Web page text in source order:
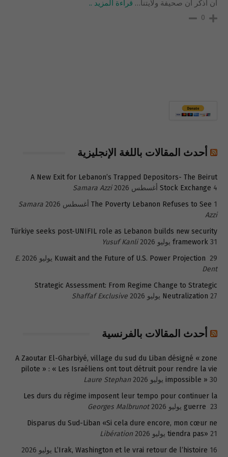
ان اذكر ان صحيفة ولايتنا… قراءة المزيد ..
0
أحدث المقالات باللغة الإنجليزية
A New Exit for Lebanon’s Trapped Depositors- The Beirut
Stock Exchange 4 أغسطس 2026
Samara Azzi
The Poverty Lebanon Refuses to See 1 أغسطس 2026
Samara
Azzi
Türkiye seeks post-UNIFIL role as Lebanon builds new security
framework 31 يوليو 2026
Yusuf Kanli
Kuwait and the Future of U.S. Power Projection 29 يوليو 2026
E.
Dent
Strategic Assessment: From Regime Change to Strategic
Neutralization 27 يوليو 2026 Shaffaf Exclusive
أحدث المقالات بالفرنسية
A Zaoutar El-Gharbiyé, village du sud du Liban désigné « zone
pilote » : « Les Israéliens ont tout détruit pour rendre la vie
impossible » 30 يوليو 2026
Laure Stephan
Les durs du régime imposent leur tempo pour continuer la
guerre 23 يوليو 2026
Georges Malbrunot
Disparus du Sud-Liban «Si cela dure encore, mon cœur ne
tiendra pas» 21 يوليو 2026
Libération
L’Irak, Washington et le vrai retour de l’histoire 16 يوليو 2026